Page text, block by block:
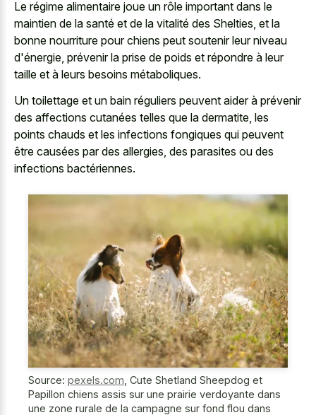
Le régime alimentaire joue un rôle important dans le
maintien de la santé et de la vitalité des Shelties, et la
bonne nourriture pour chiens peut soutenir leur niveau
d'énergie, prévenir la prise de poids et répondre à leur
taille et à leurs besoins métaboliques.
Un toilettage et un bain réguliers peuvent aider à prévenir
des affections cutanées telles que la dermatite, les
points chauds et les infections fongiques qui peuvent
être causées par des allergies, des parasites ou des
infections bactériennes.
Source: pexels.com Cute Shetland Sheepdog et
Papillon chiens assis sur une prairie verdoyante dans
une zone rurale de la campagne sur fond flou dans